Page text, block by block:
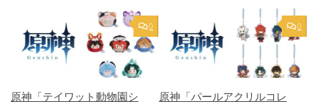
0
原神「テイワット動物園シ
0
原神「パールアクリルコレ